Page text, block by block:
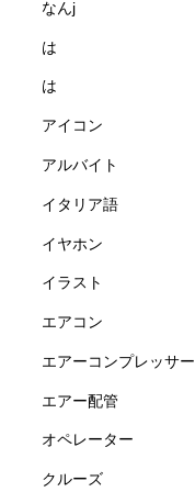
なんj
は
は
アイコン
アルバイト
イタリア語
イヤホン
イラスト
エアコン
エアーコンプレッサー
エアー配管
オペレーター
クルーズ